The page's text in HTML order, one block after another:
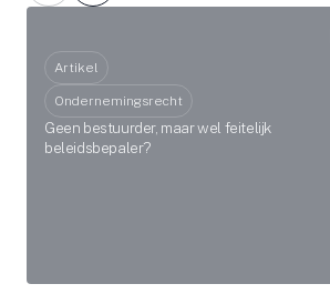
Artikel
Ondernemingsrecht
Geen bestuurder, maar wel feitelijk
beleidsbepaler?